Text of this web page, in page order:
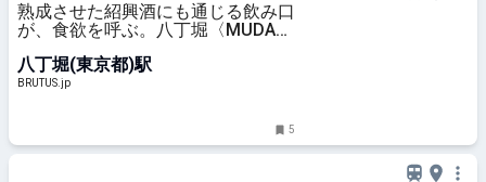
熟成させた紹興酒にも通じる飲み口
が、食欲を呼ぶ。八丁堀〈MUDAN
八丁堀(東京都)駅
BRUTUS.jp
5